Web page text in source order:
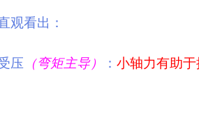
观看出：
压 （弯矩主导） ： 小轴力有助